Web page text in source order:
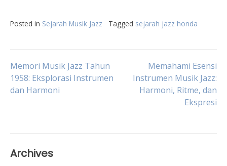
Posted in Sejarah Musik Jazz Tagged sejarah jazz honda
Post
navigation
Memori Musik Jazz Tahun
1958: Eksplorasi Instrumen
dan Harmoni
Memahami Esensi
Instrumen Musik Jazz:
Harmoni, Ritme, dan
Ekspresi
Archives